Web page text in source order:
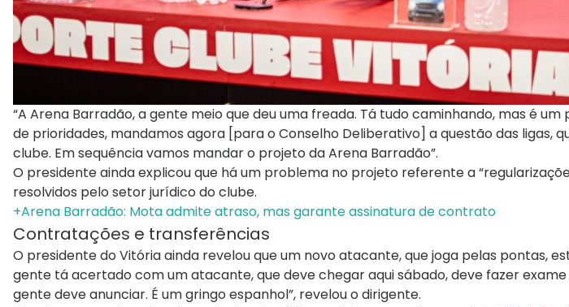
“A Arena Barradão, a gente meio que deu uma freada. Tá tudo caminhando, mas é
de prioridades, mandamos agora [para o Conselho Deliberativo] a questão das ligas,
clube. Em sequência vamos mandar o projeto da Arena Barradão”.
O presidente ainda explicou que há um problema no projeto referente a
resolvidos pelo setor jurídico do clube.
+Arena Barradão: Mota admite atraso, mas garante assinatura de contrato
Contratações e transferências
O presidente do Vitória ainda revelou que um novo atacante, que joga pelas pontas,
gente tá acertado com um atacante, que deve chegar aqui sábado, deve fazer
gente deve anunciar. É um gringo espanhol”, revelou o dirigente.